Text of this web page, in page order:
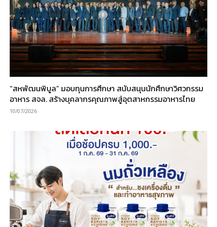
“สหพัฒนพิบูล” มอบทุนการศึกษา สนับสนุนนักศึกษาวิศวกรรม
อาหาร สจล. สร้างบุคลากรคุณภาพสู่อุตสาหกรรมอาหารไทย
10/07/2026